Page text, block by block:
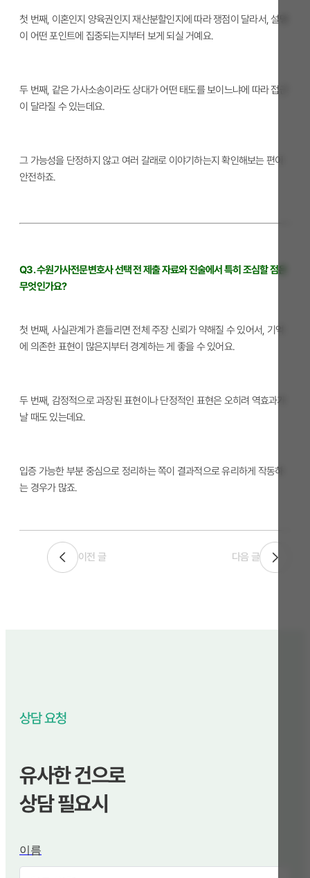
첫 번째, 이혼인지 양육권인지 재산분할인지에 따라 쟁점이 달라서, 설명
이 어떤 포인트에 집중되는지부터 보게 되실 거예요.
두 번째, 같은 가사소송이라도 상대가 어떤 태도를 보이느냐에 따라 접근
이 달라질 수 있는데요.
그 가능성을 단정하지 않고 여러 갈래로 이야기하는지 확인해보는 편이
안전하죠.
Q3. 수원가사전문변호사 선택 전 제출 자료와 진술에서 특히 조심할 점은
무엇인가요?
첫 번째, 사실관계가 흔들리면 전체 주장 신뢰가 약해질 수 있어서, 기억
에 의존한 표현이 많은지부터 경계하는 게 좋을 수 있어요.
두 번째, 감정적으로 과장된 표현이나 단정적인 표현은 오히려 역효과가
날 때도 있는데요.
입증 가능한 부분 중심으로 정리하는 쪽이 결과적으로 유리하게 작동하
는 경우가 많죠.
이전 글 다음 글
상담 요청
유사한 건으로
상담 필요시
이름